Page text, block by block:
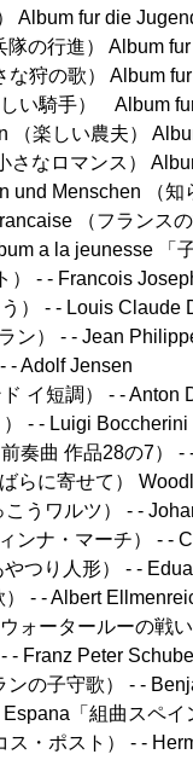
Album fur die
の行進） Album
狩の歌） Album
い騎手） Album
（楽しい農夫）
さなロマンス）
und Menschen （
（フランス
a la jeunesse 「
） - - Francois
） - - Louis Claude
ン） - - Jean
- Adolf Jensen
イ短調） - - Anton
- - Luigi Boccherini
奏曲 作品28の7）
らに寄せて）
うワルツ） - -
ンナ・マーチ） - -
つり人形） - -
- - Albert
ォータールーの戦
- Franz Peter
の子守歌） - -
「組曲スペ
ス・ポスト） - -